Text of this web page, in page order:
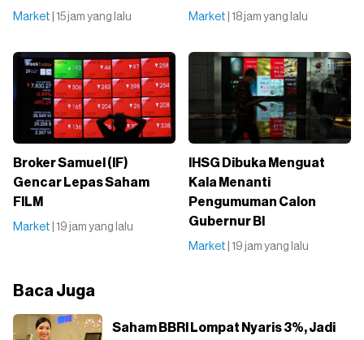
Market | 15 jam yang lalu Market | 18 jam yang lalu
Broker Samuel (IF)
Gencar Lepas Saham
FILM
Market | 19 jam yang lalu
IHSG Dibuka Menguat
Kala Menanti
Pengumuman Calon
Gubernur BI
Market | 19 jam yang lalu
Baca Juga
Saham BBRI Lompat Nyaris 3%, Jadi